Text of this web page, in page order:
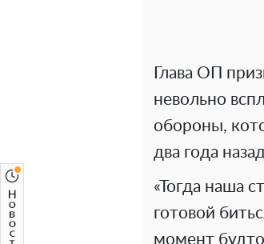
Глава ОП
невольно
обороны,
два года
«Тогда наша
готовой
момент